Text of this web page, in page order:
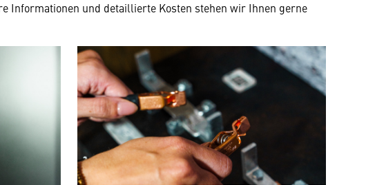
Informationen und detaillierte Kosten stehen wir Ihnen gerne